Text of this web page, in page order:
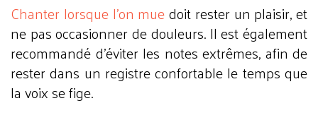
Chanter lorsque l'on muedoit rester un plaisir, et
ne pas occasionner de douleurs. Il est également
recommandé d'éviter les notes extrêmes, afin de
rester dans un registre confortable le temps que
la voix se fige.